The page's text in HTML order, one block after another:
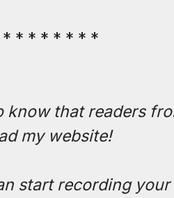
* * * * * * *
know that readers
my website!
start recording